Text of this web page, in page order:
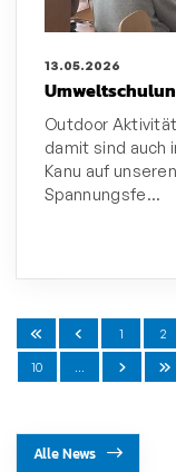
13.05.2026
Outdoor
damit sind auch
Kanu auf
Spannungsfe…
1 2
10
…
Alle News